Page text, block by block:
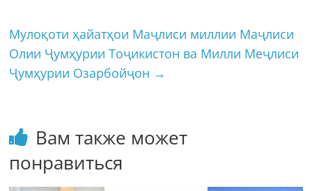
Мулоқоти ҳайатҳои Маҷлиси миллии Маҷлиси
Олии Ҷумҳурии Тоҷикистон ва Милли Меҷлиси
Ҷумҳурии Озарбойҷон →
Вам также может
понравиться